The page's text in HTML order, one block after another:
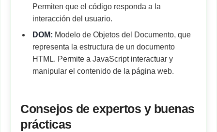
Permiten que el código responda a la
interacción del usuario.
DOM: Modelo de Objetos del Documento, que
representa la estructura de un documento
HTML. Permite a JavaScript interactuar y
manipular el contenido de la página web.
Consejos de expertos y buenas
prácticas